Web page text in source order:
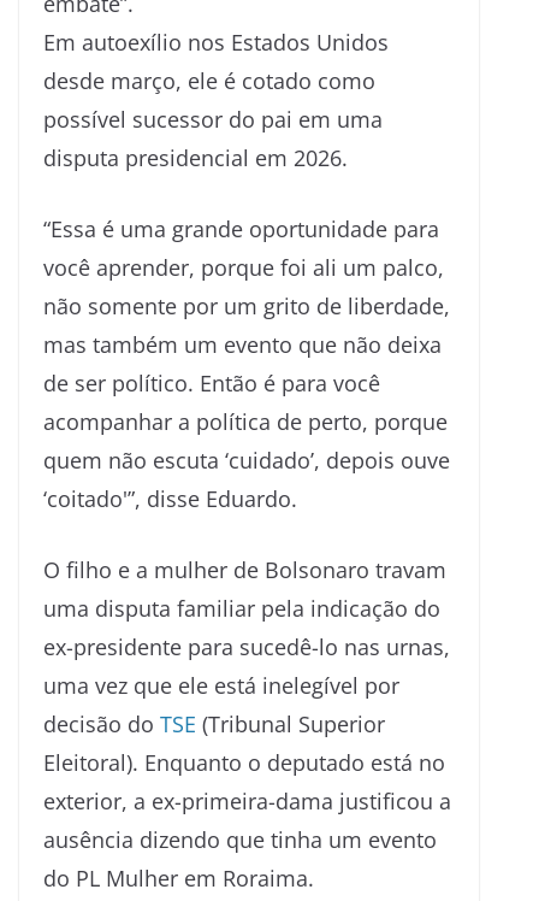
Em autoexílio nos Estados Unidos
desde março, ele é cotado como
possível sucessor do pai em uma
disputa presidencial em 2026.
“Essa é uma grande oportunidade para
você aprender, porque foi ali um palco,
não somente por um grito de liberdade,
mas também um evento que não deixa
de ser político. Então é para você
acompanhar a política de perto, porque
quem não escuta ‘cuidado’, depois ouve
‘coitado'”, disse Eduardo.
O filho e a mulher de Bolsonaro travam
uma disputa familiar pela indicação do
ex-presidente para sucedê-lo nas urnas,
uma vez que ele está inelegível por
decisão do TSE (Tribunal Superior
Eleitoral). Enquanto o deputado está no
exterior, a ex-primeira-dama justificou a
ausência dizendo que tinha um evento
do PL Mulher em Roraima.